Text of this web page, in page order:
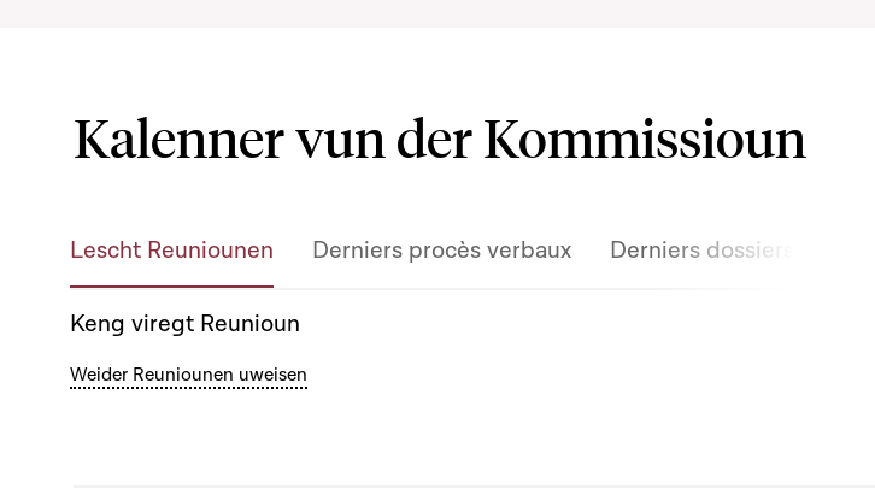
Kalenner vun der Kommissioun
Lescht Reuniounen Derniers procès verbaux Derniers dossiers discutés
Keng viregt Reunioun
Weider Reuniounen uweisen